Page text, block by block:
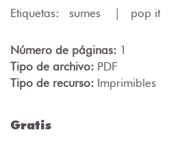
Etiquetas: sumes pop it
Número de páginas: 1
Tipo de archivo: PDF
Tipo de recurso: Imprimibles
Gratis